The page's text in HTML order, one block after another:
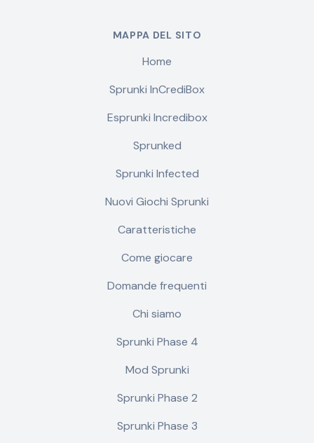
MAPPA DEL SITO
Home
Sprunki InCrediBox
Esprunki Incredibox
Sprunked
Sprunki Infected
Nuovi Giochi Sprunki
Caratteristiche
Come giocare
Domande frequenti
Chi siamo
Sprunki Phase 4
Mod Sprunki
Sprunki Phase 2
Sprunki Phase 3